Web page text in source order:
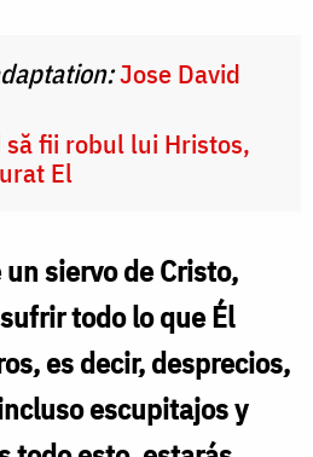
Jose David
să fii robul lui Hristos,
El
siervo de Cristo,
todo lo que Él
es decir, desprecios,
escupitajos y